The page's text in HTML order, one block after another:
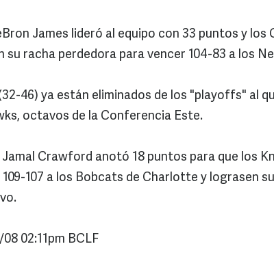
James lideró al equipo con 33 puntos y los
su racha perdedora para vencer 104-83 a los
46) ya están eliminados de los "playoffs" al
octavos de la Conferencia Este.
Crawford anotó 18 puntos para que los
109-107 a los Bobcats de Charlotte y lograsen
08 02:11pm BCLF